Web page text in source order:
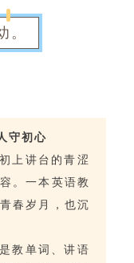
。
守初心
上讲台的青涩
。一本英语教
春岁月，也沉
教单词、讲语